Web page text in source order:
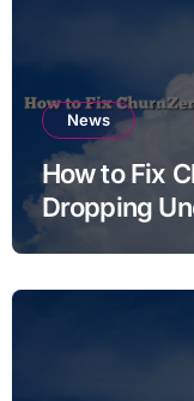
News
How to Fix
Dropping